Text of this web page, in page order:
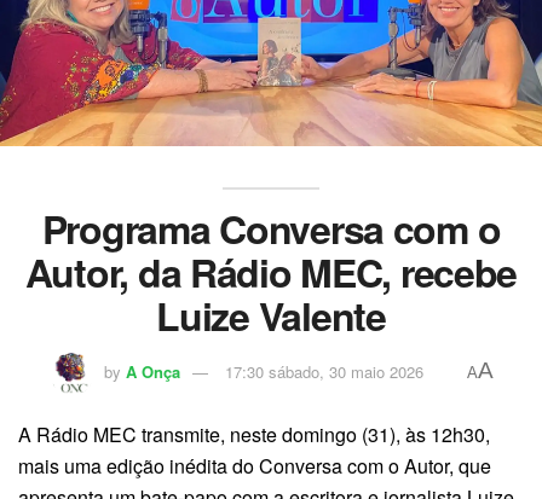
Programa Conversa com o
Autor, da Rádio MEC, recebe
Luize Valente
by A Onça 17:30 sábado, 30 maio 2026 AA
A Rádio MEC transmite, neste domingo (31), às 12h30,
mais uma edição inédita do Conversa com o Autor, que